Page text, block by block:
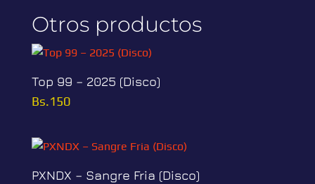
Otros productos
Top 99 – 2025 (Disco)
Bs.150
PXNDX – Sangre Fria (Disco)